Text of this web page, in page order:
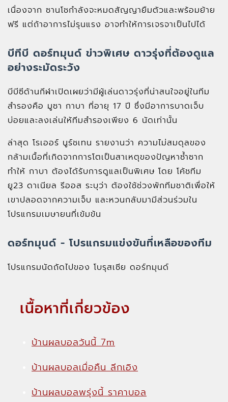
เนื่องจาก ซานโชกำลังจะหมดสัญญายืมตัวและพร้อมย้าย
ฟรี แต่ถ้าอาการไม่รุนแรง อาจทำให้การเจรจาเป็นไปได้
บีทีบี ดอร์ทมุนด์ ข่าวพิเศษ ดาวรุ่งที่ต้องดูแล
อย่างระมัดระวัง
บีบีซีด้านกีฬาเปิดเผยว่ามีผู้เล่นดาวรุ่งที่น่าสนใจอยู่ในทีม
สำรองคือ มูซา กาบา ที่อายุ 17 ปี ซึ่งมีอาการบาดเจ็บ
บ่อยและลงเล่นให้ทีมสำรองเพียง 6 นัดเท่านั้น
ล่าสุด โรเออร์ นูร์ชเทน รายงานว่า ความไม่สมดุลของ
กล้ามเนื้อที่เกิดจากการโตเป็นสาเหตุของปัญหาซ้ำซาก
ทำให้ กาบา ต้องได้รับการดูแลเป็นพิเศษ โดย โค้ชทีม
ยู23 ดาเนียล รีออส ระบุว่า ต้องใช้ช่วงพักทีมชาติเพื่อให้
เขาปลอดจากความเจ็บ และหวนกลับมามีส่วนร่วมใน
โปรแกรมเมษายนที่เข้มข้น
ดอร์ทมุนด์ - โปรแกรมแข่งขันที่เหลือของทีม
โปรแกรมนัดถัดไปของ โบรุสเซีย ดอร์ทมุนด์
เนื้อหาที่เกี่ยวข้อง
บ้านผลบอลวันนี้ 7m
บ้านผลบอลเมื่อคืน ลีกเอิง
บ้านผลบอลพรุ่งนี้ ราคาบอล